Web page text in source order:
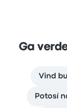
Ga
Vind
Potosí